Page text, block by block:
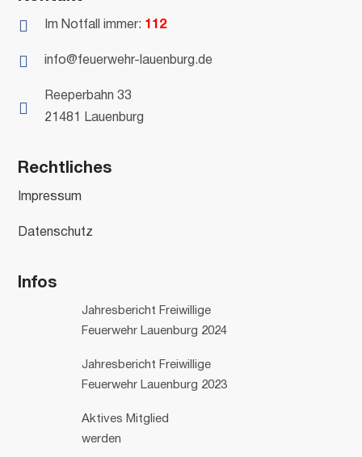
 Im Notfall immer: 112
 info@feuerwehr-lauenburg.de

Reeperbahn 33
21481 Lauenburg
Rechtliches
Impressum
Datenschutz
Infos
Jahresbericht Freiwillige
Feuerwehr Lauenburg 2024
Jahresbericht Freiwillige
Feuerwehr Lauenburg 2023
Aktives Mitglied
werden